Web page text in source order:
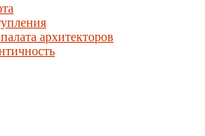
архитекторов